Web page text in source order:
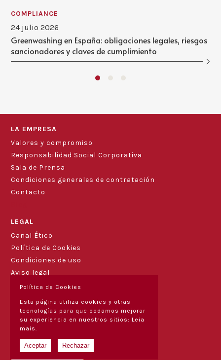
COMPLIANCE
24 julio 2026
Greenwashing en España: obligaciones legales, riesgos
sancionadores y claves de cumplimiento
LA EMPRESA
Valores y compromiso
Responsabilidad Social Corporativa
Sala de Prensa
Condiciones generales de contratación
Contacto
LEGAL
Canal Ético
Política de Cookies
Condiciones de uso
Aviso legal
Política de Cookies
Esta página utiliza cookies y otras
tecnologías para que podamos mejorar
su experiencia en nuestros sitios: Leia
mais.
Aceptar Rechazar